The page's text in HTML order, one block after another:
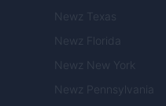
Newz Texas
Newz Florida
Newz New York
Newz Pennsylvania